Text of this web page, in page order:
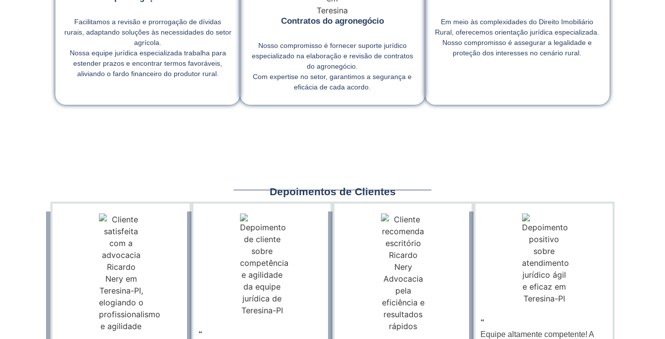
Facilitamos a revisão e prorrogação de dívidas
rurais, adaptando soluções às necessidades do setor
agrícola.
Nossa equipe jurídica especializada trabalha para
estender prazos e encontrar termos favoráveis,
aliviando o fardo financeiro do produtor rural.
Contratos do agronegócio
Nosso compromisso é fornecer suporte jurídico
especializado na elaboração e revisão de contratos
do agronegócio.
Com expertise no setor, garantimos a segurança e
eficácia de cada acordo.
Em meio às complexidades do Direito Imobiliário
Rural, oferecemos orientação jurídica especializada.
Nosso compromisso é assegurar a legalidade e
proteção dos interesses no cenário rural.
Depoimentos de Clientes
“
“
Equipe altamente competente! A